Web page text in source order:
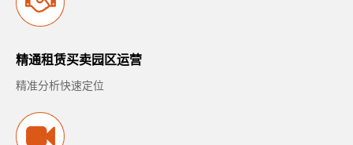
精通租赁买卖园区运营
精准分析快速定位